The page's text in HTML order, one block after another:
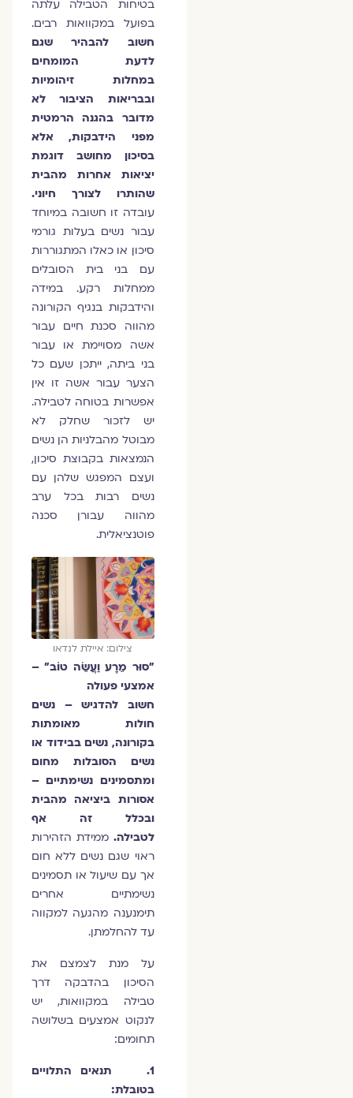
בטיחות הטבילה עלתה
בפועל במקוואות רבים.
חשוב להבהיר שגם
לדעת המומחים
במחלות זיהומיות
ובבריאות הציבור לא
מדובר בהגנה הרמטית
מפני הידבקות, אלא
בסיכון מחושב דוגמת
יציאות אחרות מהבית
שהותרו לצורך חיוני.
עובדה זו חשובה במיוחד
עבור נשים בעלות גורמי
סיכון או כאלו המתגוררות
עם בני בית הסובלים
ממחלות רקע. במידה
והידבקות בנגיף הקורונה
מהווה סכנת חיים עבור
אשה מסויימת או עבור
בני ביתה, ייתכן שעם כל
הצער עבור אשה זו אין
אפשרות בטוחה לטבילה.
יש לזכור שחלק לא
מבוטל מהבלניות הן נשים
הנמצאות בקבוצת סיכון,
ועצם המפגש שלהן עם
נשים רבות בכל ערב
מהווה עבורן סכנה
פוטנציאלית.
צילום: איילת לנדאו
"סוּר מֵרָע וַעֲשֵׂה טוֹב" –
אמצעי פעולה
חשוב להדגיש – נשים
חולות מאומתות
בקורונה, נשים בבידוד או
נשים הסובלות מחום
ומתסמינים נשימתיים –
אסורות ביציאה מהבית
ובכלל זה אף
לטבילה.ממידת הזהירות
ראוי שגם נשים ללא חום
אך עם שיעול או תסמינים
נשימתיים אחרים
תימנענה מהגעה למקווה
עד להחלמתן.
על מנת לצמצם את
הסיכון בהדבקה דרך
טבילה במקוואות, יש
לנקוט אמצעים בשלושה
תחומים:
1. תנאים התלויים
בטובלת: